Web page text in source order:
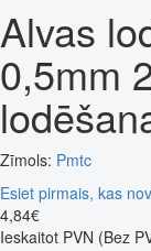
Alvas
0,5mm
Zīmols: Pmtc
Esiet pirmais, kas
4,84€
Ieskaitot PVN (Bez